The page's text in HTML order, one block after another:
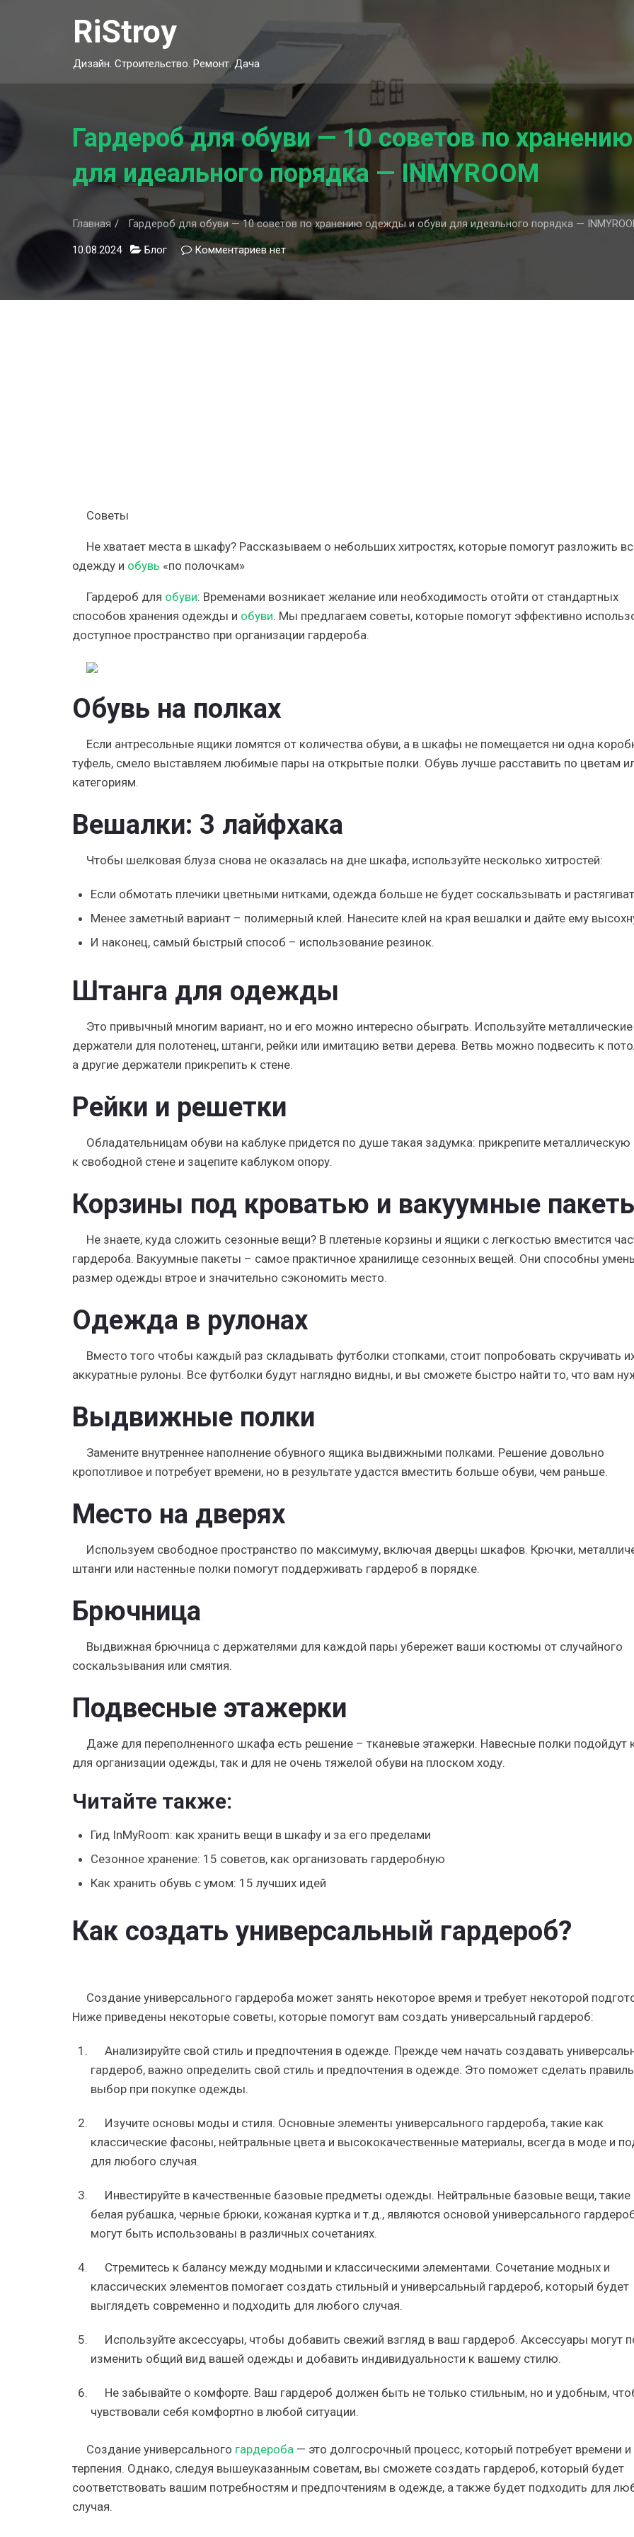
RiStroy
Дизайн. Строительство. Ремонт. Дача
Гардероб для обуви — 10 советов по
для идеального порядка — INMYROOM
Главная Гардероб для обуви — 10 советов по хранению одежды и обуви для идеального порядка —
10.08.2024 Блог Комментариевк
записи
для
нет
Советы
Не хватает места в шкафу? Рассказываем о небольших хитростях, которые помогут разложить
одежду и обувь «по полочкам»
Гардероб для обуви: Временами возникает желание или необходимость отойти от стандартных
способов хранения одежды и обуви. Мы предлагаем советы, которые помогут эффективно
доступное пространство при организации гардероба.
Обувь на полках
Если антресольные ящики ломятся от количества обуви, а в шкафы не помещается ни одна
туфель, смело выставляем любимые пары на открытые полки. Обувь лучше расставить по цветам
категориям.
Вешалки: 3 лайфхака
Чтобы шелковая блуза снова не оказалась на дне шкафа, используйте несколько хитростей:
Если обмотать плечики цветными нитками, одежда больше не будет соскальзывать и
Менее заметный вариант – полимерный клей. Нанесите клей на края вешалки и дайте ему
И наконец, самый быстрый способ – использование резинок.
Штанга для одежды
Это привычный многим вариант, но и его можно интересно обыграть. Используйте металлические
держатели для полотенец, штанги, рейки или имитацию ветви дерева. Ветвь можно подвесить к
а другие держатели прикрепить к стене.
Рейки и решетки
Обладательницам обуви на каблуке придется по душе такая задумка: прикрепите металлическую
к свободной стене и зацепите каблуком опору.
Корзины под кроватью и вакуумные
Не знаете, куда сложить сезонные вещи? В плетеные корзины и ящики с легкостью вместится
гардероба. Вакуумные пакеты – самое практичное хранилище сезонных вещей. Они способны
размер одежды втрое и значительно сэкономить место.
Одежда в рулонах
Вместо того чтобы каждый раз складывать футболки стопками, стоит попробовать скручивать
аккуратные рулоны. Все футболки будут наглядно видны, и вы сможете быстро найти то, что вам
Выдвижные полки
Замените внутреннее наполнение обувного ящика выдвижными полками. Решение довольно
кропотливое и потребует времени, но в результате удастся вместить больше обуви, чем раньше.
Место на дверях
Используем свободное пространство по максимуму, включая дверцы шкафов. Крючки,
штанги или настенные полки помогут поддерживать гардероб в порядке.
Брючница
Выдвижная брючница с держателями для каждой пары убережет ваши костюмы от случайного
соскальзывания или смятия.
Подвесные этажерки
Даже для переполненного шкафа есть решение – тканевые этажерки. Навесные полки подойдут
для организации одежды, так и для не очень тяжелой обуви на плоском ходу.
Читайте также:
Гид InMyRoom: как хранить вещи в шкафу и за его пределами
Сезонное хранение: 15 советов, как организовать гардеробную
Как хранить обувь с умом: 15 лучших идей
Как создать универсальный гардероб?
Создание универсального гардероба может занять некоторое время и требует некоторой
Ниже приведены некоторые советы, которые помогут вам создать универсальный гардероб:
Анализируйте свой стиль и предпочтения в одежде. Прежде чем начать создавать
гардероб, важно определить свой стиль и предпочтения в одежде. Это поможет сделать
выбор при покупке одежды.
Изучите основы моды и стиля. Основные элементы универсального гардероба, такие как
классические фасоны, нейтральные цвета и высококачественные материалы, всегда в моде и
для любого случая.
Инвестируйте в качественные базовые предметы одежды. Нейтральные базовые вещи, такие
белая рубашка, черные брюки, кожаная куртка и т.д., являются основой универсального
могут быть использованы в различных сочетаниях.
Стремитесь к балансу между модными и классическими элементами. Сочетание модных и
классических элементов помогает создать стильный и универсальный гардероб, который будет
выглядеть современно и подходить для любого случая.
Используйте аксессуары, чтобы добавить свежий взгляд в ваш гардероб. Аксессуары могут
изменить общий вид вашей одежды и добавить индивидуальности к вашему стилю.
Не забывайте о комфорте. Ваш гардероб должен быть не только стильным, но и удобным,
чувствовали себя комфортно в любой ситуации.
Создание универсального гардероба — это долгосрочный процесс, который потребует времени и
терпения. Однако, следуя вышеуказанным советам, вы сможете создать гардероб, который будет
соответствовать вашим потребностям и предпочтениям в одежде, а также будет подходить для
случая.